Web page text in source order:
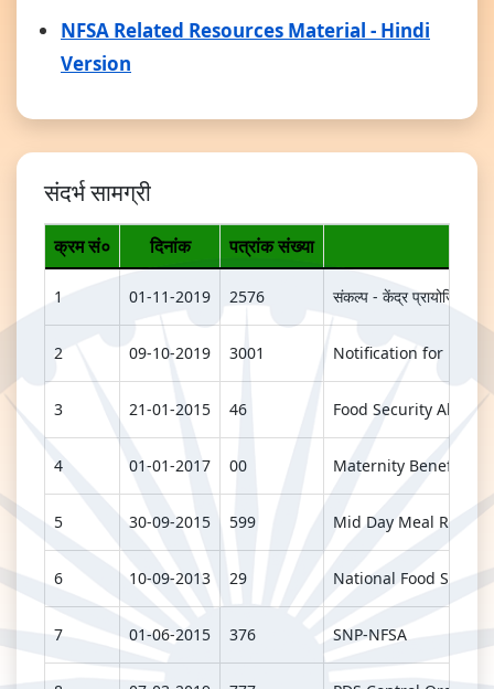
NFSA Related Resources Material - Hindi
Version
संदर्भ सामग्री
क्रम सं० दिनांक पत्रांक संख्या
1 01-11-2019 2576 संकल्प - केंद्र प्रायोजित
2 09-10-2019 3001 Notification for Food
3 21-01-2015 46 Food Security
4 01-01-2017 00 Maternity Benefit
5 30-09-2015 599 Mid Day Meal Rules
6 10-09-2013 29 National Food
7 01-06-2015 376 SNP-NFSA